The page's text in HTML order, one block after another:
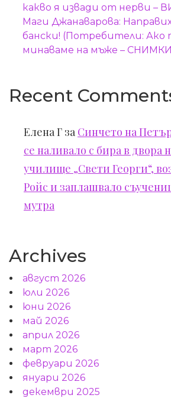
какво я извади от нерви –
Маги Джанаварова:
бански! (Потребители: Ако
минаваме на мъже –
Recent
Елена Г за Синчето на
се наливало с бира в двора
училище „Свети Георги“,
Ройс и заплашвало
мутра
Archives
август 2026
юли 2026
юни 2026
май 2026
април 2026
март 2026
февруари 2026
януари 2026
декември 2025